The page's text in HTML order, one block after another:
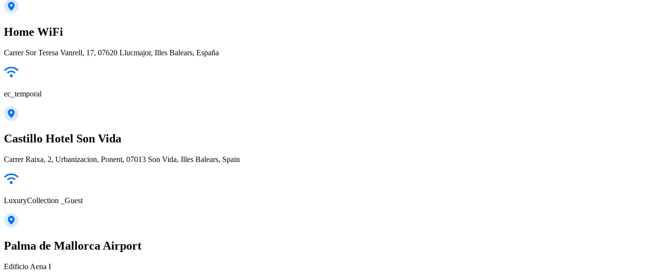
Home WiFi
Carrer Sor Teresa Vanrell, 17, 07620 Llucmajor, Illes Balears, España
ec_temporal
Castillo Hotel Son Vida
Carrer Raixa, 2, Urbanizacion, Ponent, 07013 Son Vida, Illes Balears, Spain
LuxuryCollection _Guest
Palma de Mallorca Airport
Edificio Aena I